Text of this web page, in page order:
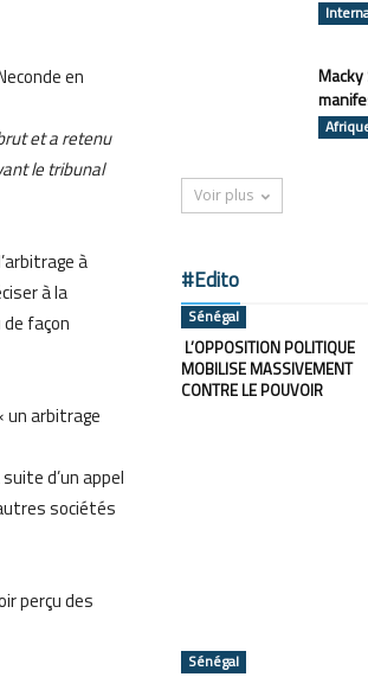
en
et a retenu
le tribunal
à
à la
façon
un arbitrage
d’un appel
sociétés
perçu des
Macky
Voir plus
#Edito
Sénégal
L’OPPOSITION POLITIQUE
MOBILISE MASSIVEMENT
CONTRE LE POUVOIR
Sénégal